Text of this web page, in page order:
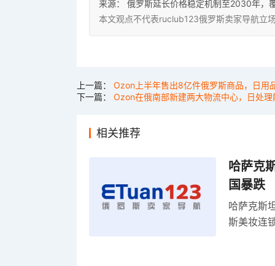
来源：
俄罗斯延长价格稳定机制至2030年，
本文观点不代表ruclub123俄罗斯卖家导航立
上一篇： Ozon上半年售出8亿件俄罗斯商品，日用
下一篇： Ozon在俄南部新建两大物流中心，日处
相关推荐
哈萨克
国暴跌
哈萨克斯
斯美妆连